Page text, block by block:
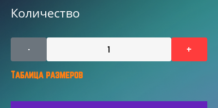
Количество
- 1 +
Таблица размеров